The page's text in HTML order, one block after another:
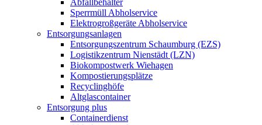
Abfallbehälter
Sperrmüll Abholservice
Elektrogroßgeräte Abholservice
Entsorgungsanlagen
Entsorgungszentrum Schaumburg (EZS)
Logistikzentrum Nienstädt (LZN)
Biokompostwerk Wiehagen
Kompostierungsplätze
Recyclinghöfe
Altglascontainer
Entsorgung plus
Containerdienst